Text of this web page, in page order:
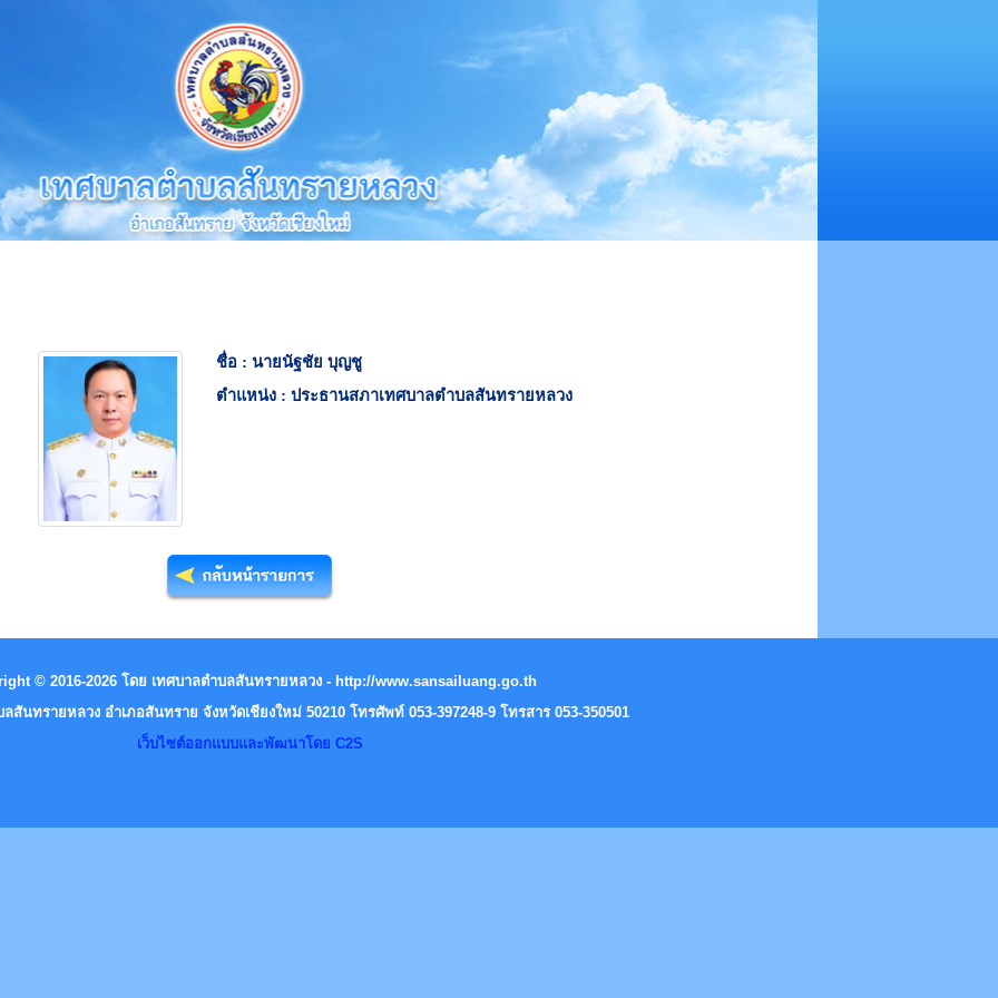
ชื่อ : นายนัฐชัย บุญชู
ตำแหน่ง : ประธานสภาเทศบาลตำบลสันทรายหลวง
© 2016-2026 โดย เทศบาลตำบลสันทรายหลวง - http://www.sansailuang.go.th
สันทรายหลวง อำเภอสันทราย จังหวัดเชียงใหม่ 50210 โทรศัพท์ 053-397248-9 โทรสาร 053-350501
เว็บไซต์ออกแบบและพัฒนาโดย C2S